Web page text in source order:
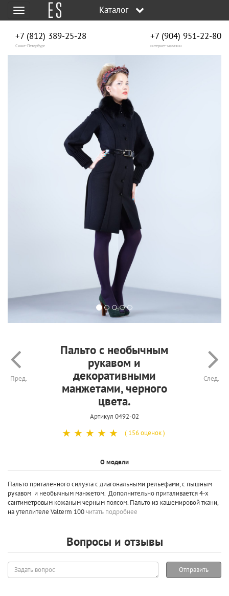
Меню Каталог
+7 (812) 389-25-28
Санкт-Петербург
+7 (904) 951‑22‑80
интернет-магазин
Пред.
Пальто с необычным
рукавом и
декоративными
манжетами, черного
цвета.
Артикул 0492-02
След.
☆
☆
☆
☆
☆ ( 156 оценок )
О модели
Пальто приталенного силуэта с диагональными рельефами, с пышным
рукавом и необычным манжетом. Дополнительно приталивается 4-х
сантиметровым кожаным черным поясом. Пальто из кашемировой ткани,
на утеплителе Valterm 100читать подробнее
Вопросы и отзывы
Задать
вопрос
Отправить